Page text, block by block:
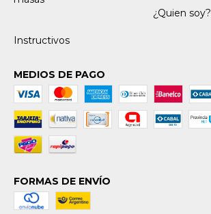
¿Quien soy?
Instructivos
MEDIOS DE PAGO
FORMAS DE ENVÍO